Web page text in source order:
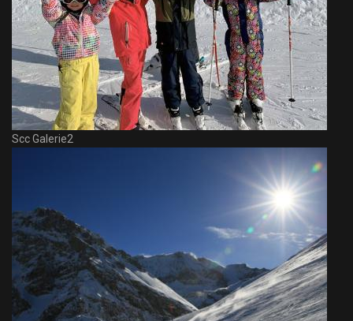
Scc Galerie2